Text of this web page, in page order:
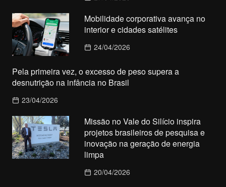
Mobilidade corporativa avança no
interior e cidades satélites
24/04/2026
Pela primeira vez, o excesso de peso supera a
desnutrição na infância no Brasil
23/04/2026
Missão no Vale do Silício inspira
projetos brasileiros de pesquisa e
inovação na geração de energia
limpa
20/04/2026